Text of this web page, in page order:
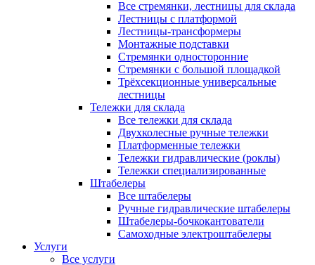
Все стремянки, лестницы для склада
Лестницы с платформой
Лестницы-трансформеры
Монтажные подставки
Стремянки односторонние
Стремянки с большой площадкой
Трёхсекционные универсальные
лестницы
Тележки для склада
Все тележки для склада
Двухколесные ручные тележки
Платформенные тележки
Тележки гидравлические (роклы)
Тележки специализированные
Штабелеры
Все штабелеры
Ручные гидравлические штабелеры
Штабелеры-бочкокантователи
Самоходные электроштабелеры
Услуги
Все услуги